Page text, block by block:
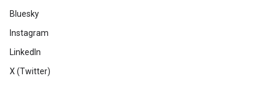
Bluesky
Instagram
LinkedIn
X (Twitter)